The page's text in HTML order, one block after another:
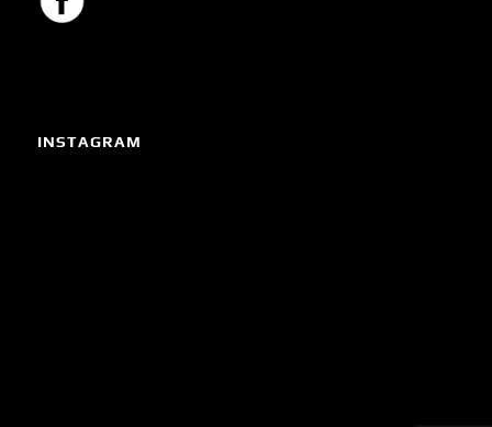
INSTAGRAM